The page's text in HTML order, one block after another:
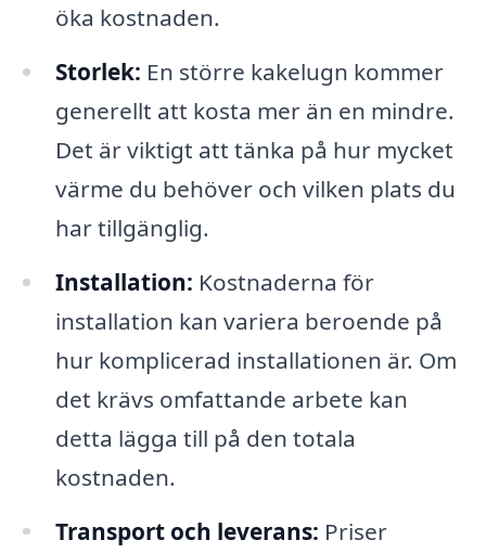
öka kostnaden.
Storlek: En större kakelugn kommer
generellt att kosta mer än en mindre.
Det är viktigt att tänka på hur mycket
värme du behöver och vilken plats du
har tillgänglig.
Installation: Kostnaderna för
installation kan variera beroende på
hur komplicerad installationen är. Om
det krävs omfattande arbete kan
detta lägga till på den totala
kostnaden.
Transport och leverans: Priser